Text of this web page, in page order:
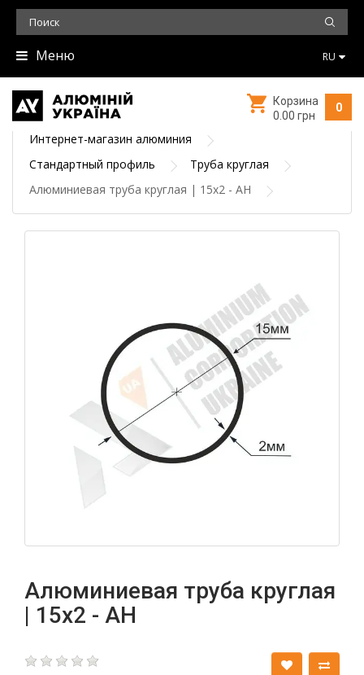
Меню RU
0
Корзина
0.00 грн
Интернет-магазин алюминия
Стандартный профиль
Труба круглая
Алюминиевая труба круглая | 15х2 - АН
Алюминиевая труба круглая
| 15х2 - АН